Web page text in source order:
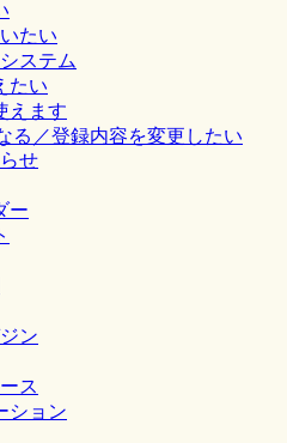
たい
ステム
たい
えます
る／登録内容を変更したい
ー
ン
ス
ション